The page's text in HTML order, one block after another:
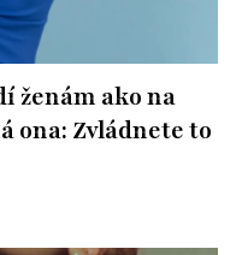
ženám ako na
ona: Zvládnete to